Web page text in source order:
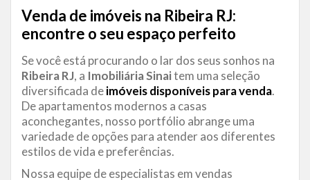
Venda de imóveis na Ribeira RJ:
encontre o seu espaço perfeito
Se você está procurando o lar dos seus sonhos na
Ribeira RJ, a Imobiliária Sinaitem uma seleção
diversificada deimóveis disponíveis para venda.
De apartamentos modernos a casas
aconchegantes, nosso portfólio abrange uma
variedade de opções para atender aos diferentes
estilos de vida e preferências.
Nossa equipe de especialistas em vendas